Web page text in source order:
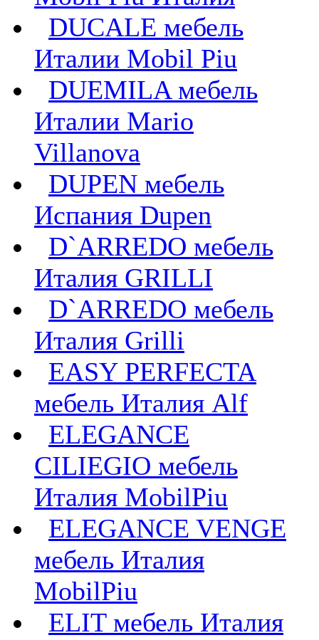
DUCALE мебель
Италии Mobil Piu
DUEMILA мебель
Италии Mario
Villanova
DUPEN мебель
Испания Dupen
D`ARREDO мебель
Италия GRILLI
D`ARREDO мебель
Италия Grilli
EASY PERFECTA
мебель Италия Alf
ELEGANCE
CILIEGIO мебель
Италия MobilPiu
ELEGANCE VENGE
мебель Италия
MobilPiu
ELIT мебель Италия